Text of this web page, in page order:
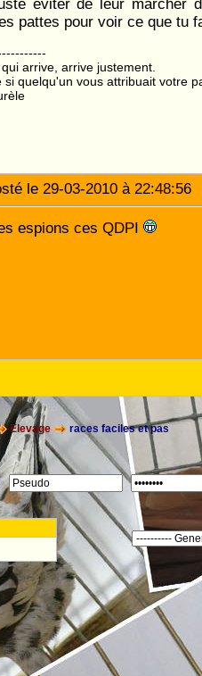
éviter de leur marcher
pattes pour voir ce que tu
arrive, arrive justement.
si quelqu'un vous attribuait votre
le 29-03-2010 à
espions ces QDPI
Elevage
races faciles et pas
: